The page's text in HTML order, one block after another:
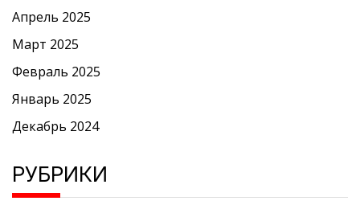
Апрель 2025
Март 2025
Февраль 2025
Январь 2025
Декабрь 2024
РУБРИКИ